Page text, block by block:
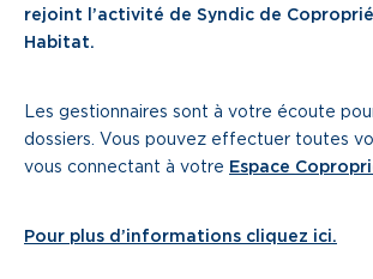
rejoint l’activité de Syndic de
Habitat.
Les gestionnaires sont à votre écoute
dossiers. Vous pouvez effectuer toutes
vous connectant à votre Espace
Pour plus d’informations cliquez ici.